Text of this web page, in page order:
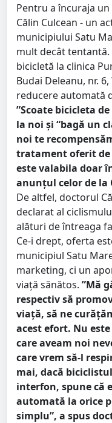
Pentru a încuraja
Călin Culcean - un
municipiului Satu
mult decât
bicicletă la clinica
Budai Deleanu, nr.
reducere automată
”Scoate bicicleta
la noi și “bagă un
noi te
tratament oferit de
este valabila doar
anunțul celor de la
De altfel, doctorul
declarat al
alături de întreaga
Ce-i drept, oferta
municipiul Satu
marketing, ci un
viață sănătos. ”Mă
respectiv să
viață, să ne
acest efort. Nu
care aveam noi
care vrem să-l
mai, dacă
interfon, spune că
automată la orice
simplu”, a spus